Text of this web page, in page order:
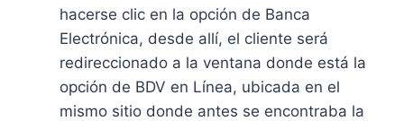
hacerse clic en la opción de Banca
Electrónica, desde allí, el cliente será
redireccionado a la ventana donde está la
opción de BDV en Línea, ubicada en el
mismo sitio donde antes se encontraba la